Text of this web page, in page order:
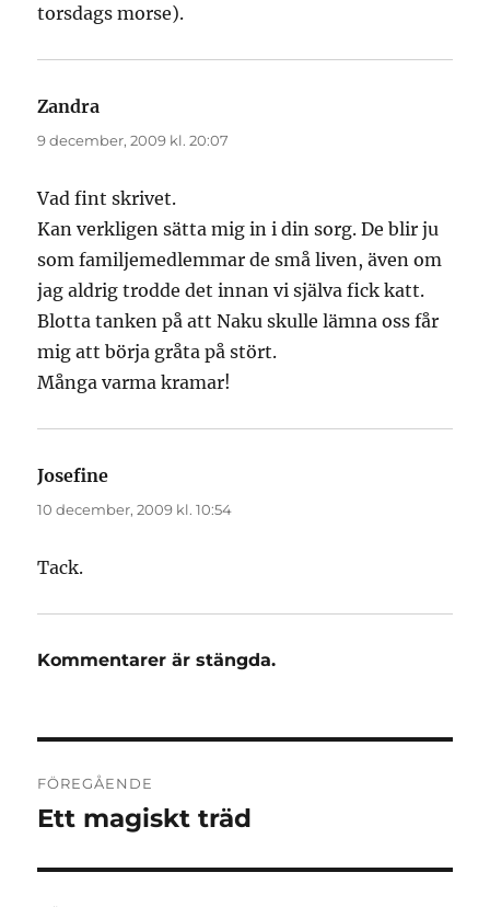
torsdags morse).
Zandra
9 december, 2009 kl. 20:07
Vad fint skrivet.
Kan verkligen sätta mig in i din sorg. De blir ju
som familjemedlemmar de små liven, även om
jag aldrig trodde det innan vi själva fick katt.
Blotta tanken på att Naku skulle lämna oss får
mig att börja gråta på stört.
Många varma kramar!
Josefine
10 december, 2009 kl. 10:54
Tack.
Kommentarer är stängda.
FÖREGÅENDE
Föregående
Ett magiskt träd